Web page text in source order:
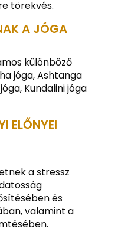
törekvés.
A JÓGA
különböző
jóga, Ashtanga
Kundalini jóga
ELŐNYEI
a stressz
és
valamint a